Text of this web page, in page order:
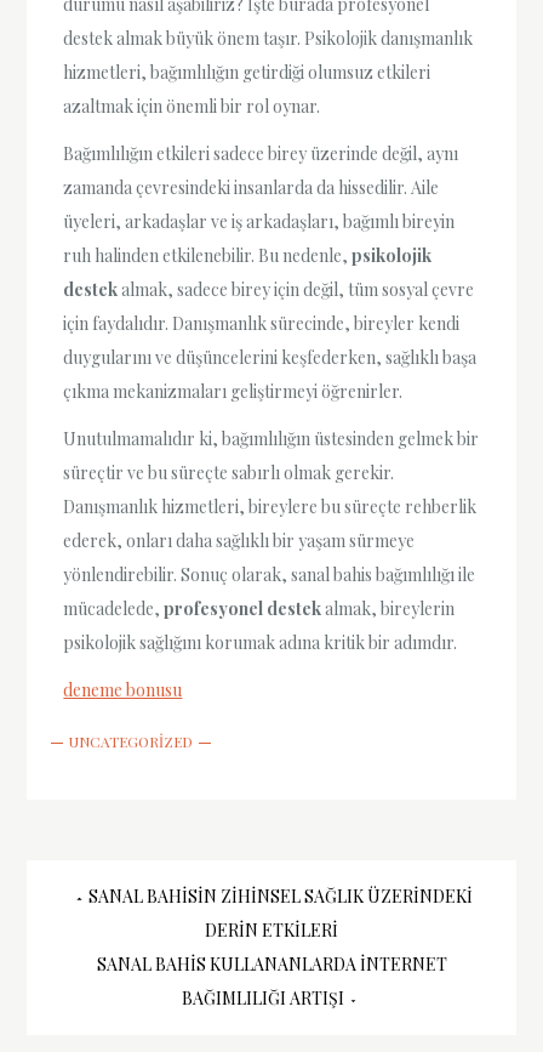
destek almak büyük önem taşır. Psikolojik danışmanlık
hizmetleri, bağımlılığın getirdiği olumsuz etkileri
azaltmak için önemli bir rol oynar.
Bağımlılığın etkileri sadece birey üzerinde değil, aynı
zamanda çevresindeki insanlarda da hissedilir. Aile
üyeleri, arkadaşlar ve iş arkadaşları, bağımlı bireyin
ruh halinden etkilenebilir. Bu nedenle,psikolojik
destekalmak, sadece birey için değil, tüm sosyal çevre
için faydalıdır. Danışmanlık sürecinde, bireyler kendi
duygularını ve düşüncelerini keşfederken, sağlıklı başa
çıkma mekanizmaları geliştirmeyi öğrenirler.
Unutulmamalıdır ki, bağımlılığın üstesinden gelmek bir
süreçtir ve bu süreçte sabırlı olmak gerekir.
Danışmanlık hizmetleri, bireylere bu süreçte rehberlik
ederek, onları daha sağlıklı bir yaşam sürmeye
yönlendirebilir. Sonuç olarak, sanal bahis bağımlılığı ile
mücadelede,profesyonel destekalmak, bireylerin
psikolojik sağlığını korumak adına kritik bir adımdır.
deneme bonusu
UNCATEGORIZED
Yazı
gezinmesi
SANAL BAHISIN ZIHINSEL SAĞLIK ÜZERINDEKI
DERIN ETKILERI
SANAL BAHIS KULLANANLARDA İNTERNET
BAĞIMLILIĞI ARTIŞI